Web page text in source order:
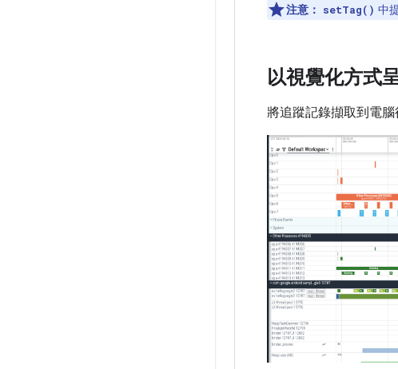
注意： setTag() 中
以視覺化方式
將追蹤記錄擷取到電